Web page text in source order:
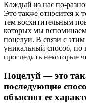
Каждый из нас по-
Это также относится к
тем восхитительным
которых мы
поцелуи. В связи с этим
уникальный способ, по
проследить некоторые
Поцелуй — это
последующие
объяснят ее